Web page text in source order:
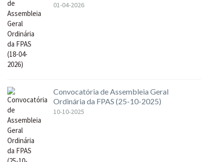
01-04-2026
Convocatória de Assembleia Geral
Ordinária da FPAS (25-10-2025)
10-10-2025